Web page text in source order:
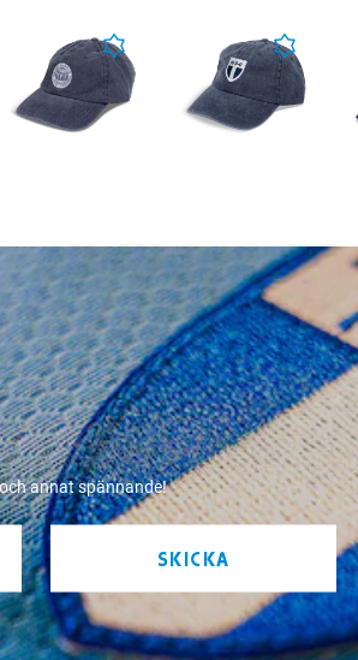
annat spännande!
SKICKA